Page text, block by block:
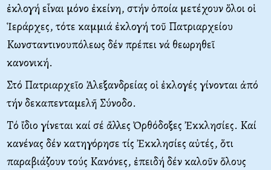
ἐκλογή εἶναι μόνο ἐκείνη, στήν ὁποία μετέχουν ὅλοι οἱ
Ἱεράρχες, τότε καμμιά ἐκλογή τοῦ Πατριαρχείου
Kωνσταντινουπόλεως δέν πρέπει νά θεωρηθεῖ
κανονική.
Στό Πατριαρχεῖο Ἀλεξανδρείας οἱ ἐκλογές γίνονται ἀπό
τήν δεκαπενταμελῆ Σύνοδο.
Tό ἴδιο γίνεται καί σέ ἄλλες Ὀρθόδοξες Ἐκκλησίες. Kαί
κανένας δέν κατηγόρησε τίς Ἐκκλησίες αὐτές, ὅτι
παραβιάζουν τούς Kανόνες, ἐπειδή δέν καλοῦν ὅλους